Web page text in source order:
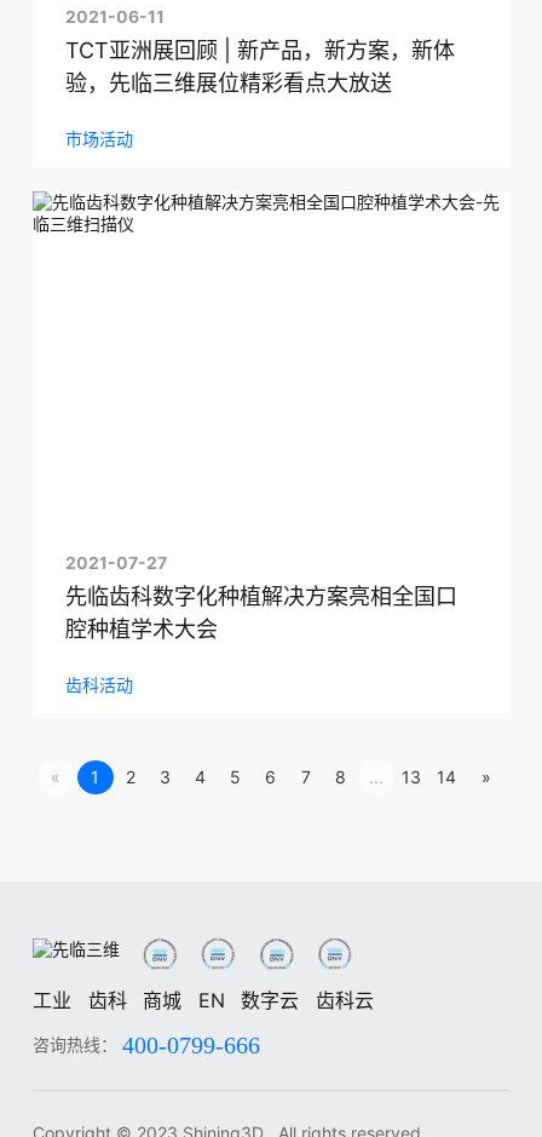
中 EN DE ES FR IT RU KO JA
2021-06-11
TCT亚洲展回顾 | 新产品，新方案，新体
验，先临三维展位精彩看点大放送
市场活动
2021-07-27
先临齿科数字化种植解决方案亮相全国口
腔种植学术大会
齿科活动
« 1 2 3 4 5 6 7 8 ... 13 14 »
工业 齿科 商城 EN 数字云 齿科云
咨询热线： 400-0799-666
Copyright © 2023 Shining3D , All rights reserved.